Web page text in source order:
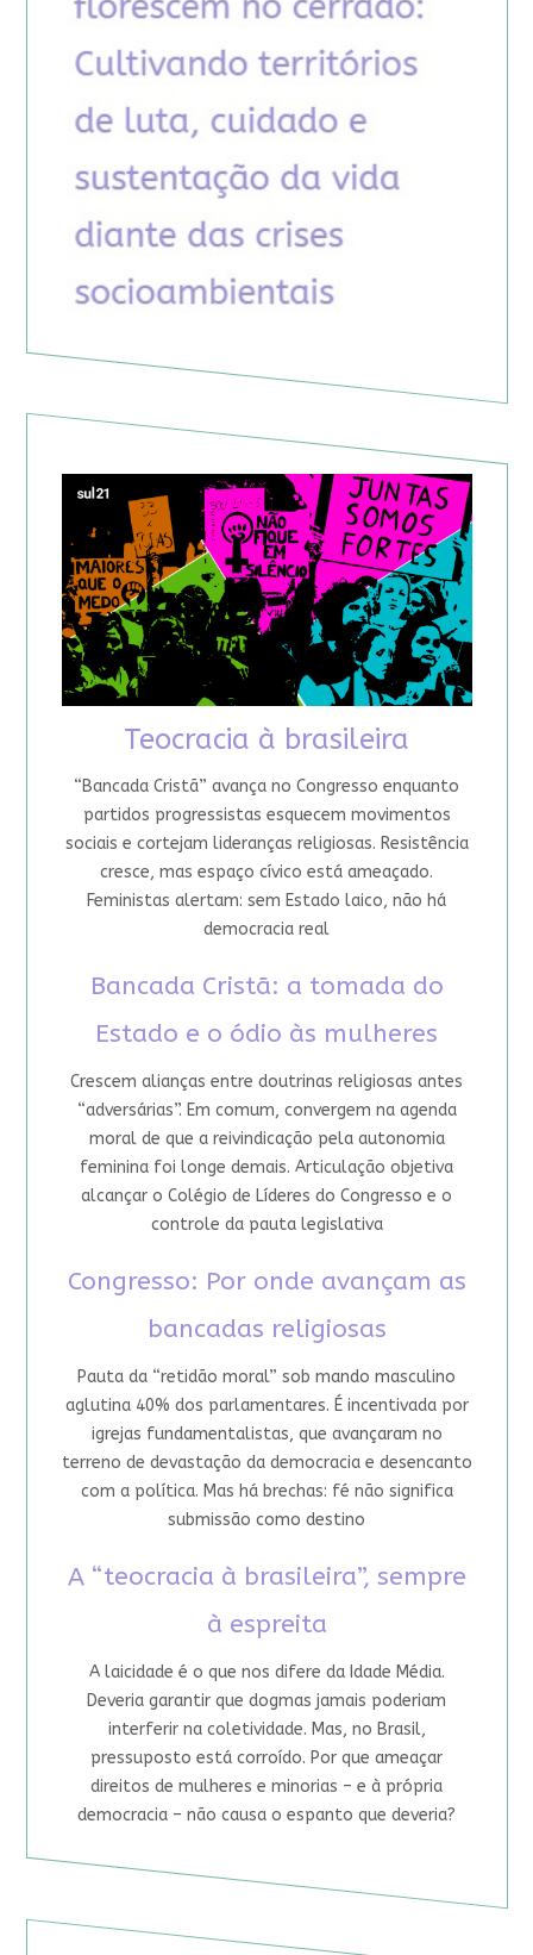
Teocracia à brasileira
“Bancada Cristã” avança no Congresso enquanto
partidos progressistas esquecem movimentos
sociais e cortejam lideranças religiosas. Resistência
cresce, mas espaço cívico está ameaçado.
Feministas alertam: sem Estado laico, não há
democracia real
Bancada Cristã: a tomada do
Estado e o ódio às mulheres
Crescem alianças entre doutrinas religiosas antes
“adversárias”. Em comum, convergem na agenda
moral de que a reivindicação pela autonomia
feminina foi longe demais. Articulação objetiva
alcançar o Colégio de Líderes do Congresso e o
controle da pauta legislativa
Congresso: Por onde avançam as
bancadas religiosas
Pauta da “retidão moral” sob mando masculino
aglutina 40% dos parlamentares. É incentivada por
igrejas fundamentalistas, que avançaram no
terreno de devastação da democracia e desencanto
com a política. Mas há brechas: fé não significa
submissão como destino
A “teocracia à brasileira”, sempre
à espreita
A laicidade é o que nos difere da Idade Média.
Deveria garantir que dogmas jamais poderiam
interferir na coletividade. Mas, no Brasil,
pressuposto está corroído. Por que ameaçar
direitos de mulheres e minorias – e à própria
democracia – não causa o espanto que deveria?